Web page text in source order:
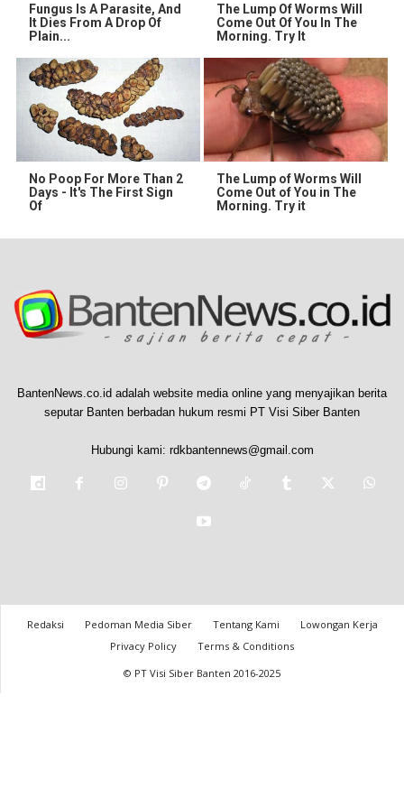
Fungus Is A Parasite, And
It Dies From A Drop Of
Plain...
The Lump Of Worms Will
Come Out Of You In The
Morning. Try It
No Poop For More Than 2
Days - It's The First Sign
Of
The Lump of Worms Will
Come Out of You in The
Morning. Try it
BantenNews.co.id adalah website media online yang menyajikan berita
seputar Banten berbadan hukum resmi PT Visi Siber Banten
Hubungi kami: rdkbantennews@gmail.com
Redaksi Pedoman Media Siber Tentang Kami
Lowongan Kerja
Privacy Policy
Terms & Conditions
© PT Visi Siber Banten 2016-2025